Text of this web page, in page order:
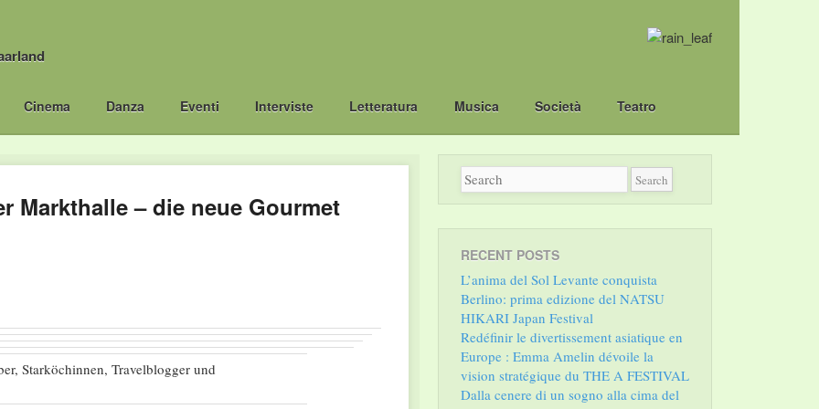
Cinema Danza Eventi Interviste Letteratura Musica Società Teatro
Markthalle – die neue Gourmet
Starköchinnen, Travelblogger und
RECENT POSTS
L’anima del Sol Levante conquista
Berlino: prima edizione del NATSU
HIKARI Japan Festival
Redéfinir le divertissement asiatique en
Europe : Emma Amelin dévoile la
vision stratégique du THE A FESTIVAL
Dalla cenere di un sogno alla cima del